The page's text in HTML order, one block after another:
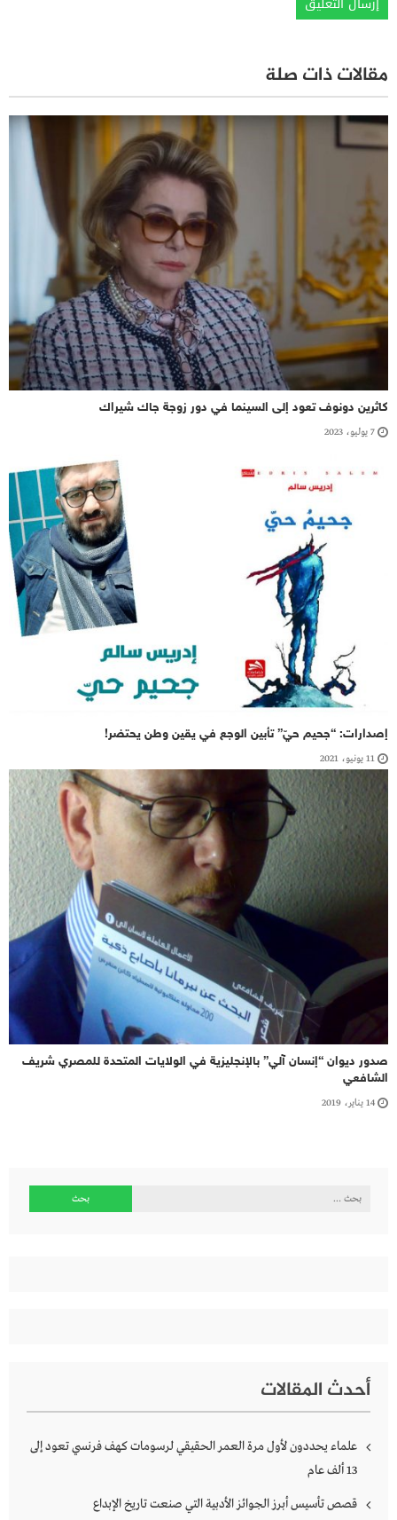
مقالات ذات صلة
كاثرين دونوف تعود إلى السينما في دور زوجة جاك شيراك
7 يوليو، 2023
إصدارات: “جحيم حيّ” تأبين الوجع في يقين وطن يحتضر!
11 يونيو، 2021
صدور ديوان “إنسان آلي” بالإنجليزية في الولايات المتحدة للمصري شريف
الشافعي
14 يناير، 2019
البحث
أحدث المقالات
علماء يحددون لأول مرة العمر الحقيقي لرسومات كهف فرنسي تعود إلى
13 ألف عام
قصص تأسيس أبرز الجوائز الأدبية التي صنعت تاريخ الإبداع